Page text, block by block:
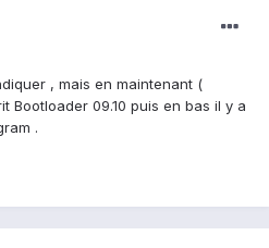
, mais en maintenant (
Bootloader 09.10 puis en bas il y a
.